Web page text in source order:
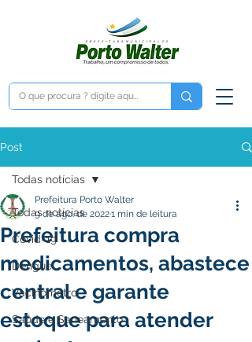
Post
Todas notícias
Covid-19
Dengue
Vacinômetro
Saúde e Saneamento
Todas notícias
Prefeitura compra
medicamentos, abastece
central e garante
estoque para atender
Prefeitura Porto Walter
9 de ago. de 20221 min de leitura